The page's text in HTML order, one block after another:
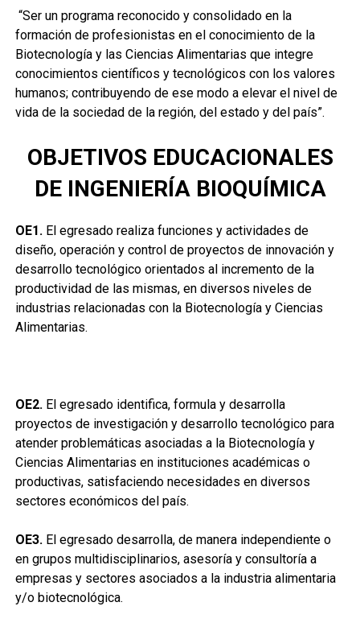
“Ser un programa reconocido y consolidado en la
formación de profesionistas en el conocimiento de la
Biotecnología y las Ciencias Alimentarias que integre
conocimientos científicos y tecnológicos con los valores
humanos; contribuyendo de ese modo a elevar el nivel de
vida de la sociedad de la región, del estado y del país”.
OBJETIVOS EDUCACIONALES
DE INGENIERÍA BIOQUÍMICA
OE1. El egresado realiza funciones y actividades de
diseño, operación y control de proyectos de innovación y
desarrollo tecnológico orientados al incremento de la
productividad de las mismas, en diversos niveles de
industrias relacionadas con la Biotecnología y Ciencias
Alimentarias.
OE2. El egresado identifica, formula y desarrolla
proyectos de investigación y desarrollo tecnológico para
atender problemáticas asociadas a la Biotecnología y
Ciencias Alimentarias en instituciones académicas o
productivas, satisfaciendo necesidades en diversos
sectores económicos del país.
OE3. El egresado desarrolla, de manera independiente o
en grupos multidisciplinarios, asesoría y consultoría a
empresas y sectores asociados a la industria alimentaria
y/o biotecnológica.